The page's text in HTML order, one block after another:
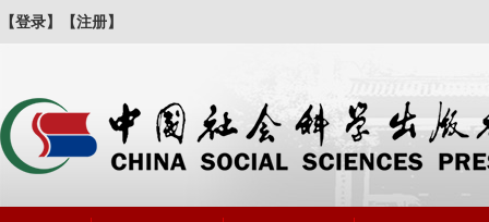
【登录】 【注册】